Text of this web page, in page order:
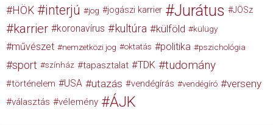
HÖK interjú jog jogászi karrier Jurátus JÖSz
karrier koronavírus kultúra külföld külügy
művészet nemzetközi jog oktatás politika pszichológia
sport színház tapasztalat TDK tudomány
történelem USA utazás vendégírás vendégíró verseny
választás vélemény ÁJK